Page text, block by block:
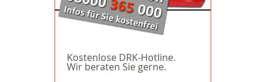
Kostenlose DRK-Hotline.
Wir beraten Sie gerne.